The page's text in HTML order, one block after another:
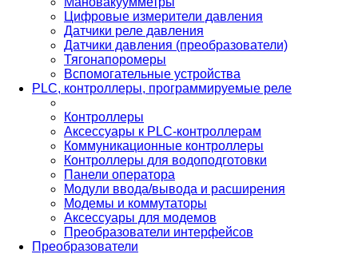
Цифровые измерители давления
Датчики реле давления
Датчики давления (преобразователи)
Тягонапоромеры
Вспомогательные устройства
PLС, контроллеры, программируемые реле
Контроллеры
Аксессуары к PLC-контроллерам
Коммуникационные контроллеры
Контроллеры для водоподготовки
Панели оператора
Модули ввода/вывода и расширения
Модемы и коммутаторы
Аксессуары для модемов
Преобразователи интерфейсов
Преобразователи